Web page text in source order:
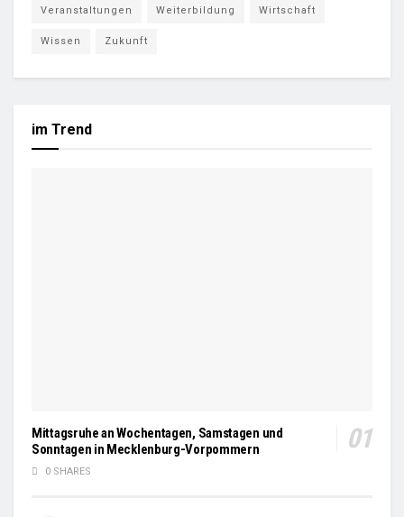
Veranstaltungen Weiterbildung Wirtschaft
Wissen Zukunft
im Trend
Mittagsruhe an Wochentagen, Samstagen und
Sonntagen in Mecklenburg-Vorpommern
0 SHARES